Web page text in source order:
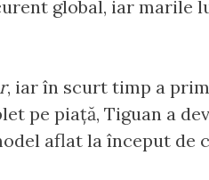
global, iar marile
, iar în scurt timp a
pe piață, Tiguan a
aflat la început de